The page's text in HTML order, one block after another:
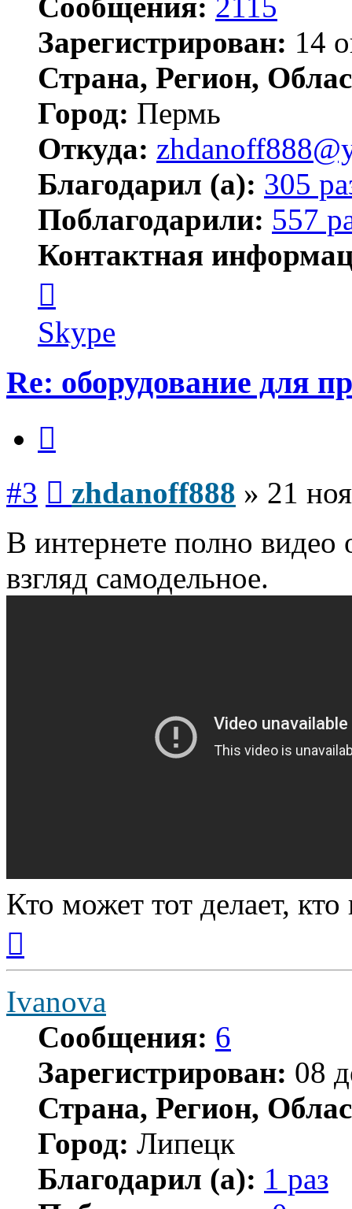
Зарегистрирован: 14
Страна, Регион,
Город: Пермь
Откуда:
Благодарил (а): 305
Поблагодарили: 557
Контактная
пользователя
zhdanoff888
Skype
Re: оборудование для
#3 zhdanoff888 » 21
В интернете полно
взгляд самодельное.
Кто может тот делает,
началу
Ivanova
Сообщения: 6
Зарегистрирован: 08
Страна, Регион,
Город: Липецк
Благодарил (а): 1 раз